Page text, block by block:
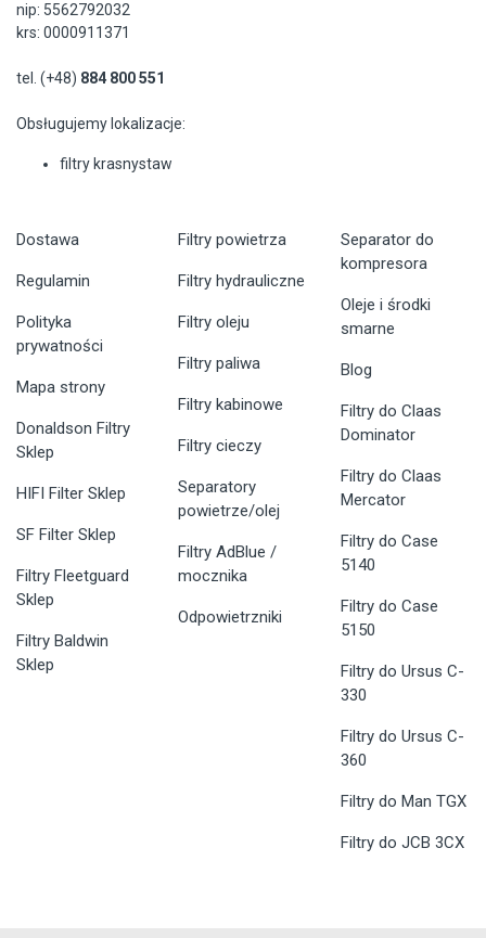
nip: 5562792032
krs: 0000911371
tel. (+48) 884 800 551
Obsługujemy lokalizacje:
filtry krasnystaw
Dostawa
Regulamin
Polityka
prywatności
Mapa strony
Donaldson Filtry
Sklep
HIFI Filter Sklep
SF Filter Sklep
Filtry Fleetguard
Sklep
Filtry Baldwin
Sklep
Filtry powietrza
Filtry hydrauliczne
Filtry oleju
Filtry paliwa
Filtry kabinowe
Filtry cieczy
Separatory
powietrze/olej
Filtry AdBlue /
mocznika
Odpowietrzniki
Separator do
kompresora
Oleje i środki
smarne
Blog
Filtry do Claas
Dominator
Filtry do Claas
Mercator
Filtry do Case
5140
Filtry do Case
5150
Filtry do Ursus C-
330
Filtry do Ursus C-
360
Filtry do Man TGX
Filtry do JCB 3CX